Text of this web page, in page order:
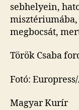
sebhelyein,
megbocsát,
Török Csaba
Fotó:
Magyar Kurír